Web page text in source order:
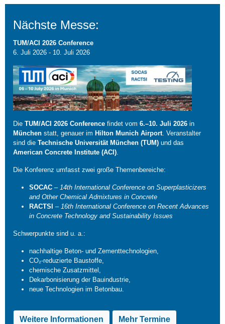
Nächste Messe:
TUM/ACI 2026 Conference
6. Juli 2026 - 10. Juli 2026
Die TUM/ACI 2026 Conference findet vom 6.–10. Juli 2026 in
München statt, genauer im Hilton Munich Airport . Veranstalter
sind die Technische Universität München (TUM) und das
American Concrete Institute (ACI)
Die Konferenz umfasst zwei große Themenbereiche:
SOCAC – 14th International Conference on Superplasticizers
and Other Chemical Admixtures in Concrete
RACTSI – 16th International Conference on Recent Advances
in Concrete Technology and Sustainability Issues
Schwerpunkte sind u. a.:
nachhaltige Beton- und Zementtechnologien,
CO₂-reduzierte Baustoffe,
chemische Zusatzmittel,
Dekarbonisierung der Bauindustrie,
neue Technologien im Betonbau.
Weitere Informationen Mehr Termine